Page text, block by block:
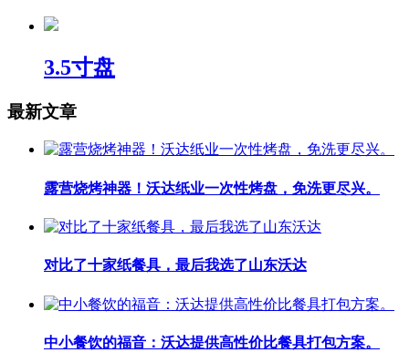
3.5寸盘
最新文章
露营烧烤神器！沃达纸业一次性烤盘，免洗更尽兴。
对比了十家纸餐具，最后我选了山东沃达
中小餐饮的福音：沃达提供高性价比餐具打包方案。